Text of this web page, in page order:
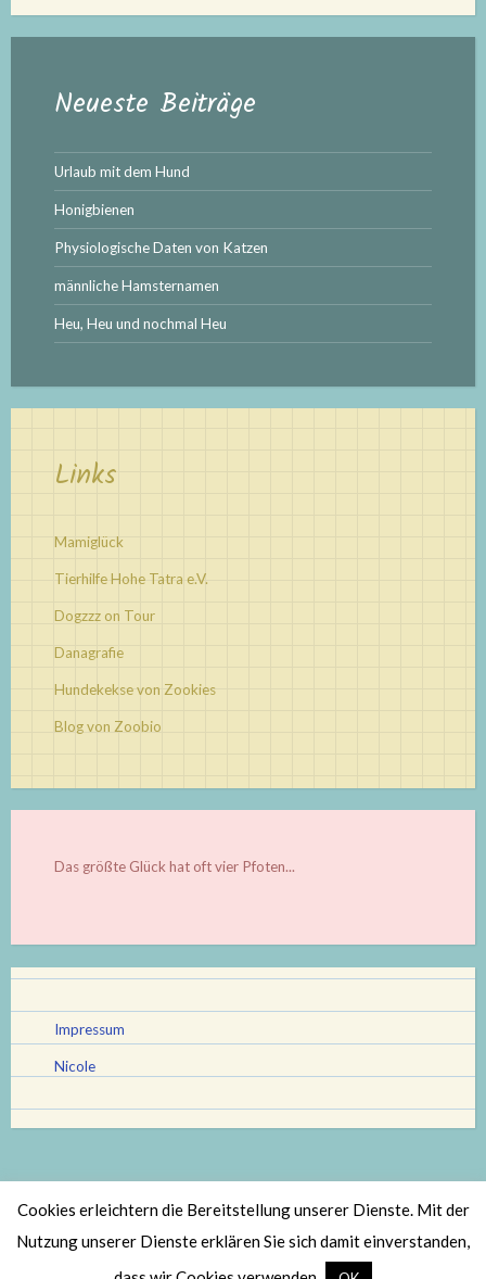
Neueste Beiträge
Urlaub mit dem Hund
Honigbienen
Physiologische Daten von Katzen
männliche Hamsternamen
Heu, Heu und nochmal Heu
Links
Mamiglück
Tierhilfe Hohe Tatra e.V.
Dogzzz on Tour
Danagrafie
Hundekekse von Zookies
Blog von Zoobio
Das größte Glück hat oft vier Pfoten...
Impressum
Nicole
Stolz bereitgestellt von WordPress |
Theme: Scratchpad von
Cookies erleichtern die Bereitstellung unserer Dienste. Mit der
Nutzung unserer Dienste erklären Sie sich damit einverstanden,